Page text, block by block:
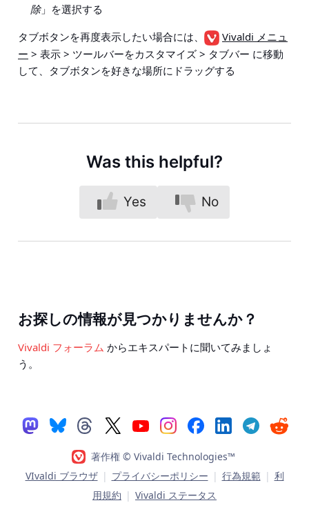
除」を選択する
タブボタンを再度表示したい場合には、
Vivaldi メニュ
ー > 表示 > ツールバーをカスタマイズ > タブバー に移動
して、タブボタンを好きな場所にドラッグする
Was this helpful?
Yes No
お探しの情報が見つかりませんか？
Vivaldi フォーラム からエキスパートに聞いてみましょ
う。
著作権 © Vivaldi Technologies™
VIvaldi ブラウザ | プライバシーポリシー | 行為規範 | 利
用規約 | Vivaldi ステータス